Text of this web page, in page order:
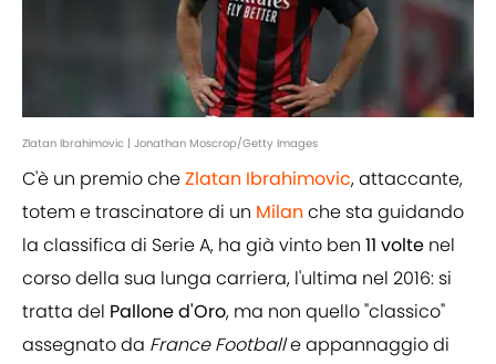
Zlatan Ibrahimovic | Jonathan Moscrop/Getty Images
C'è un premio cheZlatan Ibrahimovic, attaccante,
totem e trascinatore di un Milan che sta guidando
la classifica di Serie A, ha già vinto ben 11 volte nel
corso della sua lunga carriera, l'ultima nel 2016: si
tratta del Palloned'Oro, ma non quello "classico"
assegnato da France Footballe appannaggio di